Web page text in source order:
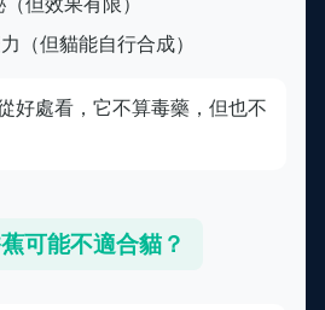
（但貓能自行合成）
好處看，它不算毒藥，但也不
可能不適合貓？